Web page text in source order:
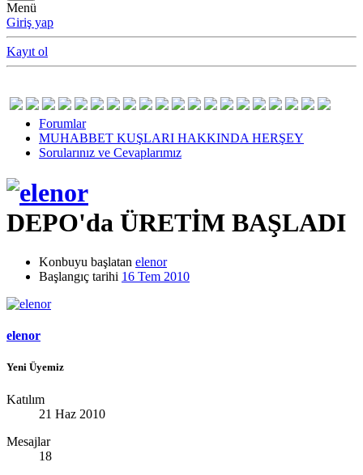
Menü
Giriş yap
Kayıt ol
Forumlar
MUHABBET KUŞLARI HAKKINDA HERŞEY
Sorularınız ve Cevaplarımız
DEPO'da ÜRETİM BAŞLADI
Konbuyu başlatan elenor
Başlangıç tarihi 16 Tem 2010
elenor
Yeni Üyemiz
Katılım
21 Haz 2010
Mesajlar
18